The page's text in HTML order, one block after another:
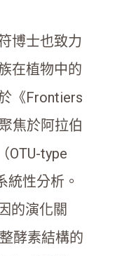
博士也致力
在植物中的
《Frontiers
焦於阿拉伯
OTU-type
統性分析。
的演化關
酵素結構的